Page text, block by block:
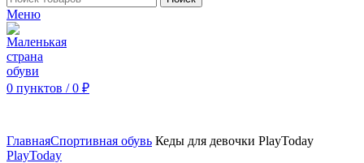
Меню
0 пунктов / 0 ₽
ГлавнаяСпортивная обувь Кеды для девочки PlayToday
PlayToday